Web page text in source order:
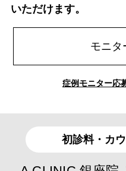
いただけます。
モニタ
症例モニター応
初診料・カ